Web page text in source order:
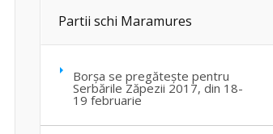
Partii schi Maramures
Borșa se pregătește pentru
Serbările Zăpezii 2017, din 18-
19 februarie